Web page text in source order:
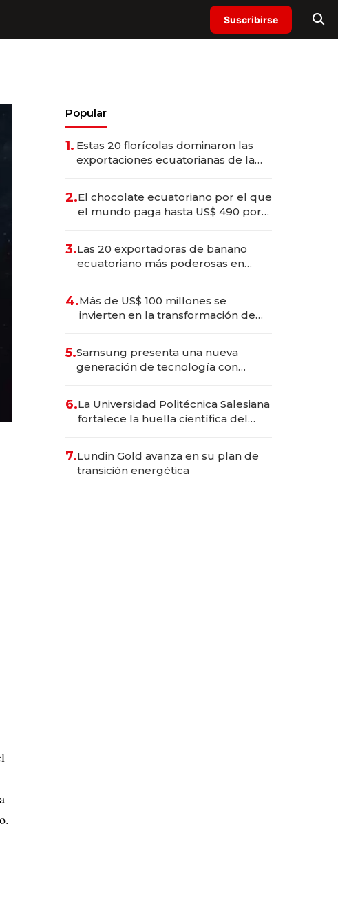
Suscribirse
Popular
1. Estas 20 florícolas dominaron las
exportaciones ecuatorianas de la
2.El chocolate ecuatoriano por el que
el mundo paga hasta US$ 490 por
3.Las 20 exportadoras de banano
ecuatoriano más poderosas en
4.Más de US$ 100 millones se
invierten en la transformación de
5.Samsung presenta una nueva
generación de tecnología con
6.La Universidad Politécnica Salesiana
fortalece la huella científica del
7.Lundin Gold avanza en su plan de
transición energética